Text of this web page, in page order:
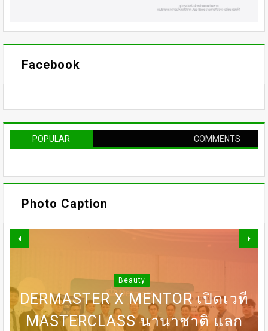
Facebook
POPULAR COMMENTS
Photo Caption
BEDO เดินหน้าจัดกิจกรรมเจรจา
31 ก.ค เที่ยงตรง กดบัตรให้ทันนะ
Beauty
DERMASTER X MENTOR เปิดเวที
MASTERCLASS นานาชาติ​ แลก
“LONGEVITY” จัดงาน “BEAUTY
BEGINS WITH INNER PEACE”
ชวน SONYA SINGHA -​SAMMY
DERMASTER เปิดเวทีแลกเปลี่ยน